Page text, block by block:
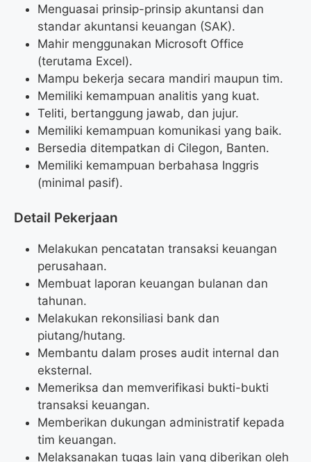
Menguasai prinsip-prinsip akuntansi dan
standar akuntansi keuangan (SAK).
Mahir menggunakan Microsoft Office
(terutama Excel).
Mampu bekerja secara mandiri maupun tim.
Memiliki kemampuan analitis yang kuat.
Teliti, bertanggung jawab, dan jujur.
Memiliki kemampuan komunikasi yang baik.
Bersedia ditempatkan di Cilegon, Banten.
Memiliki kemampuan berbahasa Inggris
(minimal pasif).
Detail Pekerjaan
Melakukan pencatatan transaksi keuangan
perusahaan.
Membuat laporan keuangan bulanan dan
tahunan.
Melakukan rekonsiliasi bank dan
piutang/hutang.
Membantu dalam proses audit internal dan
eksternal.
Memeriksa dan memverifikasi bukti-bukti
transaksi keuangan.
Memberikan dukungan administratif kepada
tim keuangan.
Melaksanakan tugas lain yang diberikan oleh